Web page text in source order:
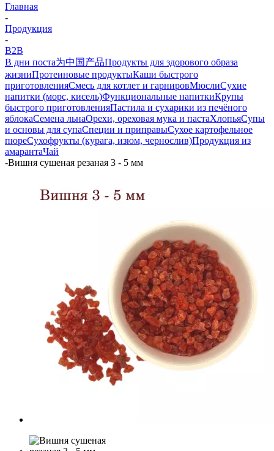
Главная
-
Продукция
-
B2B
В дни поста为中国产品Продукты для здорового образа
жизниПротеиновые продуктыКаши быстрого
приготовленияСмесь для котлет и гарнировМюслиСухие
напитки (морс, кисель)Функциональные напиткиКрупы
быстрого приготовленияПастила и сухарики из печёного
яблокаСемена льнаОрехи, ореховая мука и пастаХлопьяСупы
и основы для супаСпеции и приправыСухое картофельное
пюреСухофрукты (курага, изюм, чернослив)Продукция из
амарантаЧай
-Вишня сушеная резаная 3 - 5 мм